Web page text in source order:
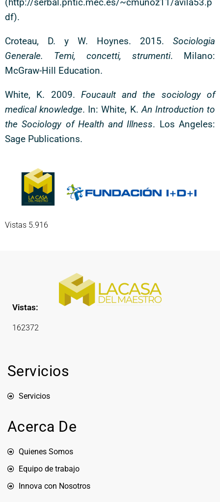
df).
Croteau, D. y W. Hoynes. 2015. Sociologia
Generale. Temi, concetti, strumenti. Milano:
McGraw-Hill Education.
White, K. 2009. Foucault and the sociology of
medical knowledge. In: White, K.An Introduction to
the Sociology of Health and Illness. Los Angeles:
Sage Publications.
Vistas 5.916
Vistas:
162372
Servicios
Servicios
Acerca De
Quienes Somos
Equipo de trabajo
Innova con Nosotros